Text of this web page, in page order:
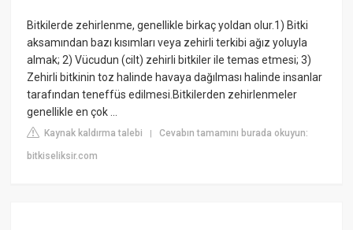
Bitkilerde zehirlenme, genellikle birkaç yoldan olur.1) Bitki
aksamından bazı kısımları veya zehirli terkibi ağız yoluyla
almak; 2) Vücudun (cilt) zehirli bitkiler ile temas etmesi; 3)
Zehirli bitkinin toz halinde havaya dağılması halinde insanlar
tarafından teneffüs edilmesi.Bitkilerden zehirlenmeler
genellikle en çok ...
Kaynak kaldırma talebi |Cevabın tamamını burada okuyun:
bitkiseliksir.com